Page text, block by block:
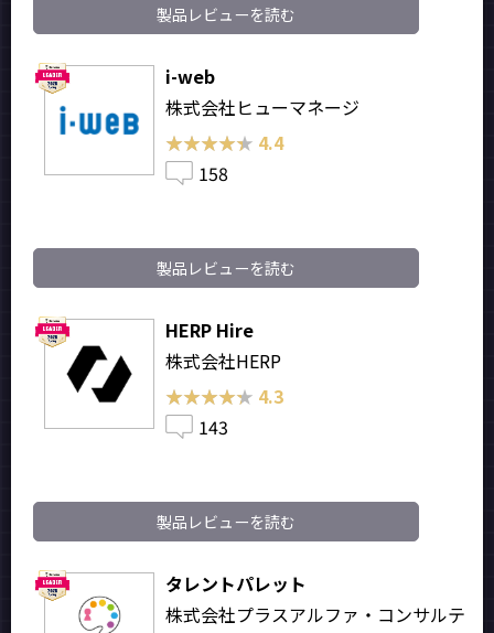
製品レビューを読む
i-web
株式会社ヒューマネージ
★★★★★
★★★★★ 4.4
158
製品レビューを読む
HERP Hire
株式会社HERP
★★★★★
★★★★★ 4.3
143
製品レビューを読む
タレントパレット
株式会社プラスアルファ・コンサルテ